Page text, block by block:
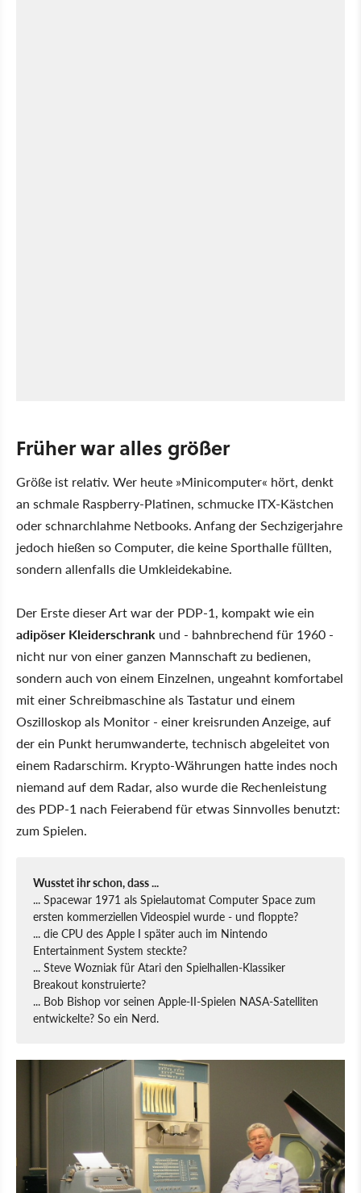
Früher war alles größer
Größe ist relativ. Wer heute »Minicomputer« hört, denkt
an schmale Raspberry-Platinen, schmucke ITX-Kästchen
oder schnarchlahme Netbooks. Anfang der Sechzigerjahre
jedoch hießen so Computer, die keine Sporthalle füllten,
sondern allenfalls die Umkleidekabine.
Der Erste dieser Art war der PDP-1, kompakt wie ein
adipöser Kleiderschrank und - bahnbrechend für 1960 -
nicht nur von einer ganzen Mannschaft zu bedienen,
sondern auch von einem Einzelnen, ungeahnt komfortabel
mit einer Schreibmaschine als Tastatur und einem
Oszilloskop als Monitor - einer kreisrunden Anzeige, auf
der ein Punkt herumwanderte, technisch abgeleitet von
einem Radarschirm. Krypto-Währungen hatte indes noch
niemand auf dem Radar, also wurde die Rechenleistung
des PDP-1 nach Feierabend für etwas Sinnvolles benutzt:
zum Spielen.
Wusstet ihr schon, dass ...
... Spacewar 1971 als Spielautomat Computer Space zum
ersten kommerziellen Videospiel wurde - und floppte?
... die CPU des Apple I später auch im Nintendo
Entertainment System steckte?
... Steve Wozniak für Atari den Spielhallen-Klassiker
Breakout konstruierte?
... Bob Bishop vor seinen Apple-II-Spielen NASA-Satelliten
entwickelte? So ein Nerd.